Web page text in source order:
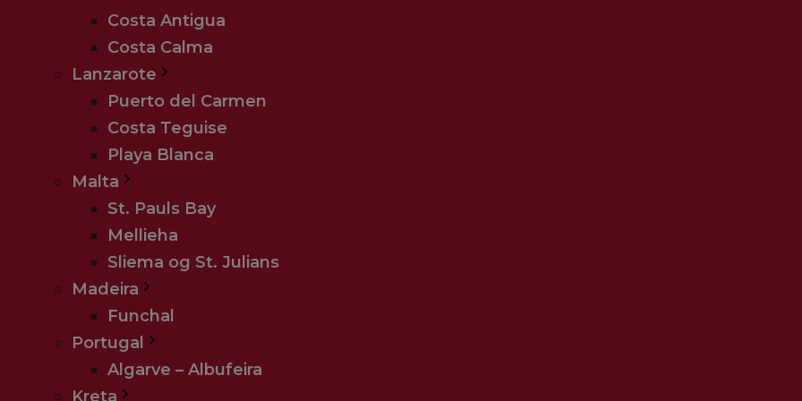
Costa Antigua
Costa Calma
Lanzarote
Puerto del Carmen
Costa Teguise
Playa Blanca
Malta
St. Pauls Bay
Mellieha
Sliema og St. Julians
Madeira
Funchal
Portugal
Algarve – Albufeira
Kreta
Enestående atmosfære Benalmadena
20. februar 2023
Restaurant Trocadero i Benalmadena er et helt særligt sted ca. 6 km. fra
da man her får en meget anderledes oplevelse. Her hersker en enestående